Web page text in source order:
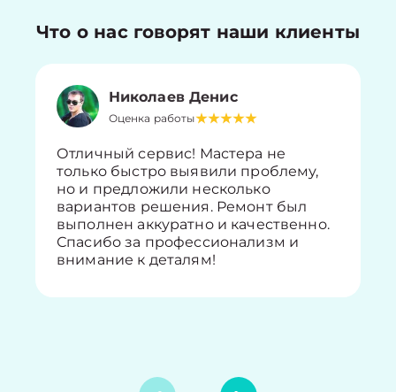
Что о нас говорят наши клиенты
Николаев Денис
Оценка работы
Отличный сервис! Мастера не
только быстро выявили проблему,
но и предложили несколько
вариантов решения. Ремонт был
выполнен аккуратно и качественно.
Спасибо за профессионализм и
внимание к деталям!